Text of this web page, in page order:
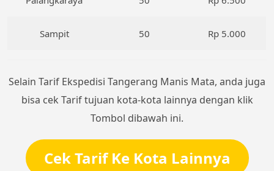
Sampit 50 Rp 5.000
Selain Tarif Ekspedisi Tangerang Manis Mata, anda juga
bisa cek Tarif tujuan kota-kota lainnya dengan klik
Tombol dibawah ini.
Cek Tarif Ke Kota Lainnya